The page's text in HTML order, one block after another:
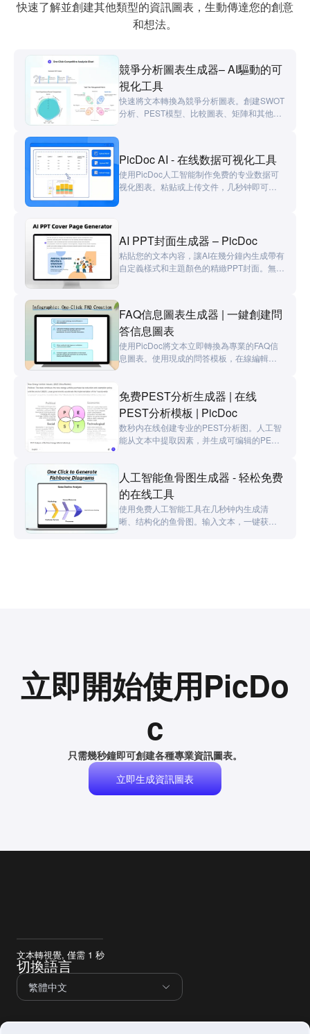
快速了解並創建其他類型的資訊圖表，生動傳達您的創意
和想法。
競爭分析圖表生成器– AI驅動的可
視化工具
快速將文本轉換為競爭分析圖表。創建SWOT
分析、PEST模型、比較圖表、矩陣和其他可
PicDoc AI - 在线数据可视化工具
使用PicDoc人工智能制作免费的专业数据可
视化图表。粘贴或上传文件，几秒钟即可创
AI PPT封面生成器 – PicDoc
粘貼您的文本內容，讓AI在幾分鐘內生成帶有
自定義樣式和主題顏色的精緻PPT封面。無需
FAQ信息圖表生成器 | 一鍵創建問
答信息圖表
使用PicDoc將文本立即轉換為專業的FAQ信
息圖表。使用現成的問答模板，在線編輯，
答和社交媒體對話卡片。
免费PEST分析生成器 | 在线
PEST分析模板 | PicDoc
数秒内在线创建专业的PEST分析图。人工智
能从文本中提取因素，并生成可编辑的PEST
人工智能鱼骨图生成器 - 轻松免费
的在线工具
使用免费人工智能工具在几秒钟内生成清
晰、结构化的鱼骨图。输入文本，一键获取
立即開始使用PicDo
c
只需幾秒鐘即可創建各種專業資訊圖表。
立即生成資訊圖表
文本轉視覺, 僅需 1 秒
切換語言
繁體中文